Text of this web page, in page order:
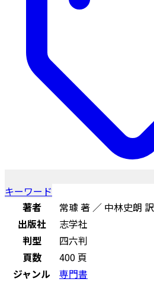
キーワード
著者
常璩 著 ／ 中林史朗 訳
出版社
志学社
判型
四六判
頁数
400 頁
ジャンル
専門書